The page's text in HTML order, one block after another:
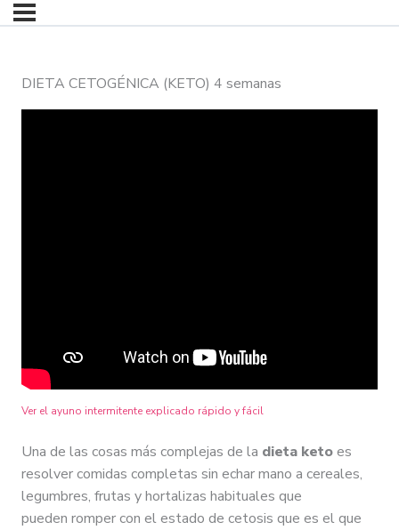
DIETA CETOGÉNICA (KETO) 4 semanas
Ver el ayuno intermitente explicado rápido y fácil
Una de las cosas más complejas de la dieta ketoes
resolver comidas completas sin echar mano a cereales,
legumbres, frutas y hortalizas habituales que
pueden romper con el estado de cetosis que es el que